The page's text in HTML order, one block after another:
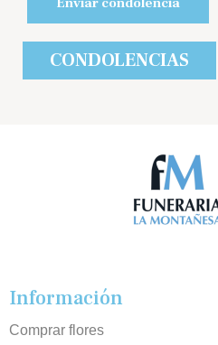
CONDOLENCIAS
Información
Comprar flores